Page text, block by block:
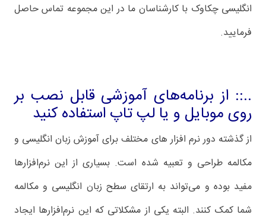
انگلیسی چکاوک با کارشناسان ما در این مجموعه تماس حاصل
فرمایید.
..:: از برنامه‌های آموزشی قابل نصب بر
روی موبایل و یا لپ تاپ استفاده کنید
از گذشته دور نرم افزار های مختلف برای آموزش زبان انگلیسی و
مکالمه طراحی و تعبیه شده است. بسیاری از این نرم‌افزارها
مفید بوده و می‌تواند به ارتقای سطح زبان انگلیسی و مکالمه
شما کمک کنند. البته یکی از مشکلاتی که این نرم‌افزارها ایجاد